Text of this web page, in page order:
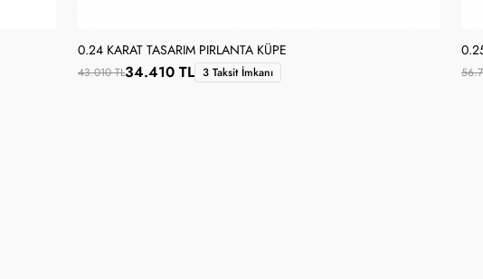
0.24 KARAT TASARIM PIRLANTA KÜPE
43.010 TL34.410 TL 3 Taksit İmkanı